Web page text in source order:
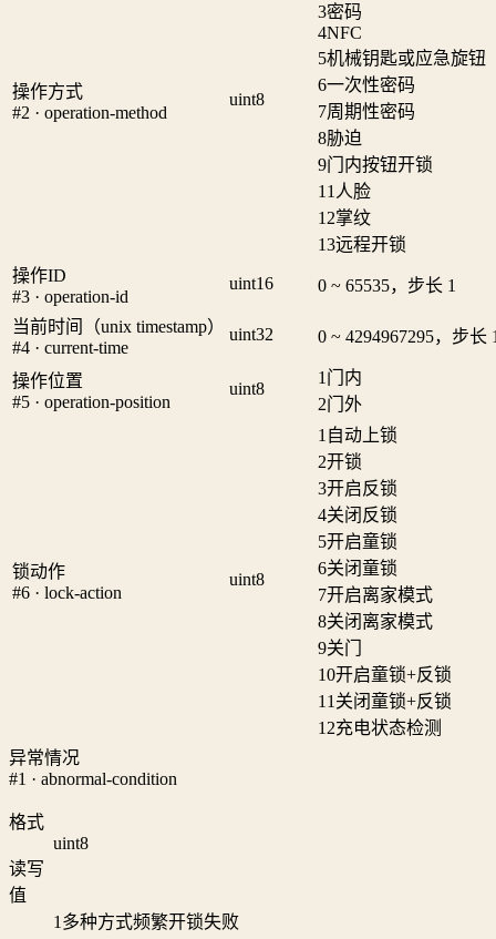
操作方式
#2 · operation-method
uint8
3密码
4NFC
5机械钥匙或应急旋钮
6一次性密码
7周期性密码
8胁迫
9门内按钮开锁
11 人脸
12掌纹
13远程开锁
操作ID
#3 · operation-id
uint16 0 ~ 65535，步长 1
当前时间（unix timestamp）
#4 · current-time
uint32 0 ~ 4294967295，步长
操作位置
#5 · operation-position
uint8
1 门内
2门外
锁动作
#6 · lock-action
uint8
1 自动上锁
2开锁
3开启反锁
4关闭反锁
5开启童锁
6关闭童锁
7开启离家模式
8关闭离家模式
9关门
10开启童锁+反锁
11 关闭童锁+反锁
12充电状态检测
异常情况
#1 · abnormal-condition
格式
uint8
读写
值
1 多种方式频繁开锁失败